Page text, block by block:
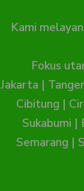
Kami
Fokus
Jakarta |
Cibitung |
Sukabumi |
Semarang |